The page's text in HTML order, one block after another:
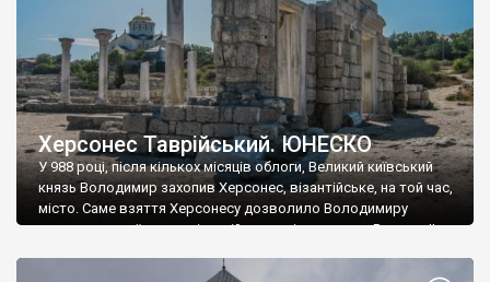
Херсонес Таврійський. ЮНЕСКО
У 988 році, після кількох місяців облоги, Великий київський
князь Володимир захопив Херсонес, візантійське, на той час,
місто. Саме взяття Херсонесу дозволило Володимиру
диктувати свої умови візантійському імператору Василю ІІ, та
Херсонесі Володимир-язичник, став Василем-християнином.